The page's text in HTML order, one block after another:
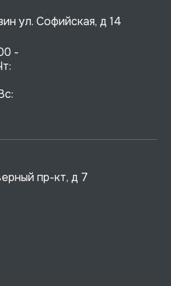
ул. Софийская, д 14
-
пр-кт, д 7